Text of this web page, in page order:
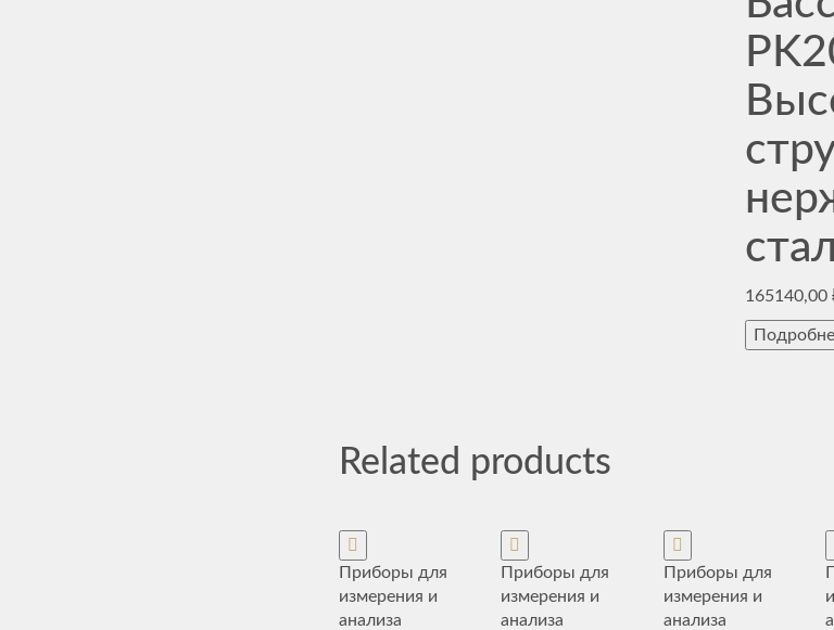
165140,00
Related products
Приборы для
измерения и
анализа
Приборы для
измерения и
анализа
Приборы для
измерения и
анализа